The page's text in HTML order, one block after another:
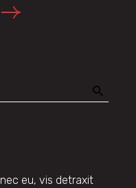
eu, vis detraxit